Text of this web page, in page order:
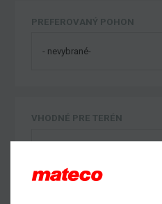
PREFEROVANÝ POHON
VHODNÉ PRE TERÉN